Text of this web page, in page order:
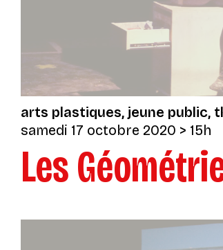
arts plastiques jeune public
samedi 17 octobre 2020 > 15h
Les